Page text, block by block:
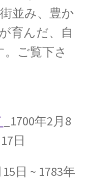
】
を想定した
並み、豊か
育んだ、自
ご覧下さ
_1700年2月8
日
15日 ~ 1783年